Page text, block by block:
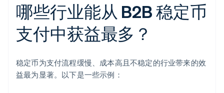
哪些行业能从 B2B 稳定币
支付中获益最多？
稳定币为支付流程缓慢、成本高且不稳定的行业带来的效
益最为显著。以下是一些示例：